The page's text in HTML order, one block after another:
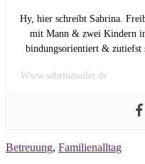
Hy, hier schreibt Sabrina.
mit Mann & zwei Kindern
bindungsorientiert & zutiefst
Www.sabrinasailer.de
Betreuung, Familienalltag